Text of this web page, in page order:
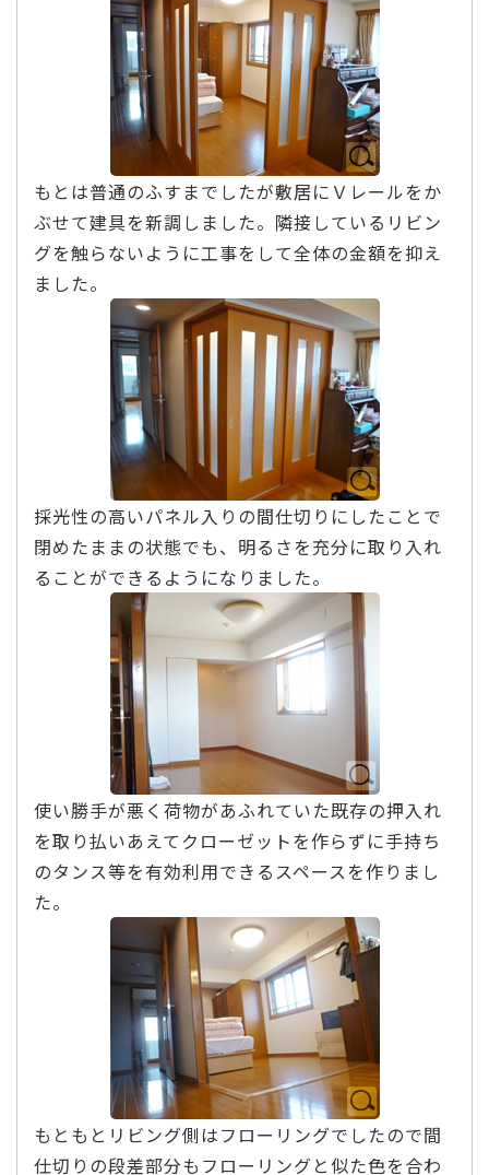
もとは普通のふすまでしたが敷居にＶレールをか
ぶせて建具を新調しました。隣接しているリビン
グを触らないように工事をして全体の金額を抑え
ました。
採光性の高いパネル入りの間仕切りにしたことで
閉めたままの状態でも、明るさを充分に取り入れ
ることができるようになりました。
使い勝手が悪く荷物があふれていた既存の押入れ
を取り払いあえてクローゼットを作らずに手持ち
のタンス等を有効利用できるスペースを作りまし
た。
もともとリビング側はフローリングでしたので間
仕切りの段差部分もフローリングと似た色を合わ